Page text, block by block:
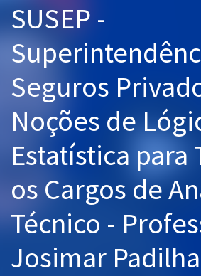
Graduação
OAB
Mentorias
Questões grátis
Conteúdo gratuito
Blog
Aprovados
SUSEP -
Seguros
Noções de
Estatística para
os Cargos de
Técnico -
Josimar Padilha